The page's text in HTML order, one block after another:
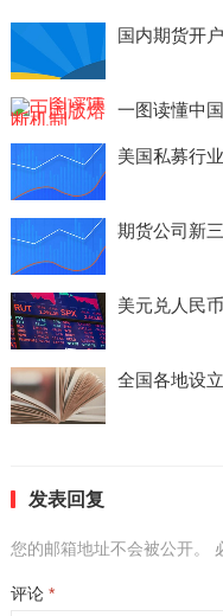
国内期货开
一图读懂中
美国私募行
期货公司新
美元兑人民
全国各地设
发表回复
您的邮箱地址不会被公开。
评论 *